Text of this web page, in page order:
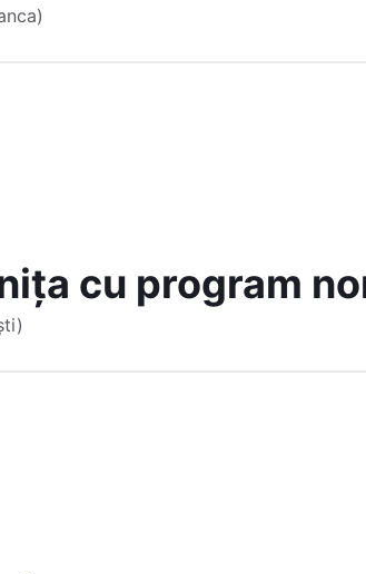
cu program